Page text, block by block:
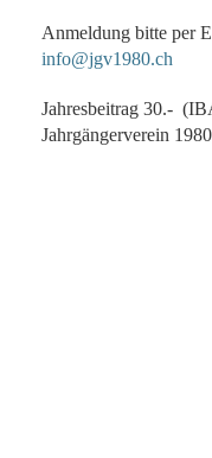
Anmeldung bitte per
info@jgv1980.ch
Jahresbeitrag 30.-
Jahrgängerverein